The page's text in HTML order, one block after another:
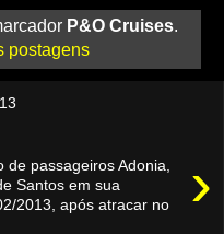
P&O Cruises.
postagens
›
passageiros Adonia,
Santos em sua
2013, após atracar no